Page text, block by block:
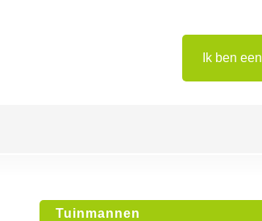
Ik ben een
Tuinmannen